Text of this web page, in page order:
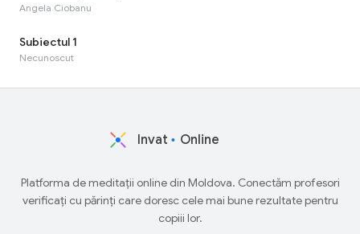
Angela Ciobanu
Subiectul 1
Necunoscut
Invat Online
Platforma de meditații online din Moldova. Conectăm profesori
verificați cu părinți care doresc cele mai bune rezultate pentru
copiii lor.